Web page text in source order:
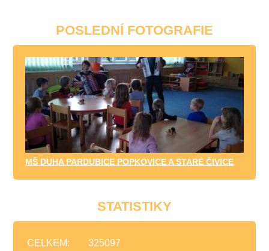
POSLEDNÍ FOTOGRAFIE
MŠ DUHA PARDUBICE POPKOVICE A STARÉ ČIVICE
STATISTIKY
CELKEM:
325097